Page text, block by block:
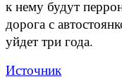
к нему будут
дорога с
уйдет три года.
Источник